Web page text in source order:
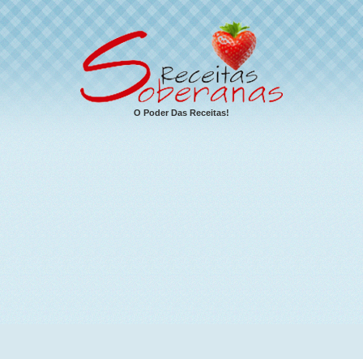
O Poder Das Receitas!